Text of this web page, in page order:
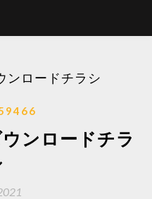
ンロードチラシ
ンロードチラ